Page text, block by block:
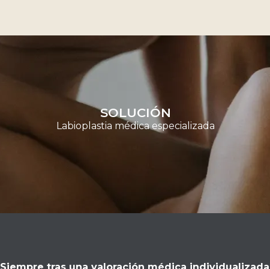
SOLUCIÓN
Labioplastia médica especializada
Siempre tras una valoración médica